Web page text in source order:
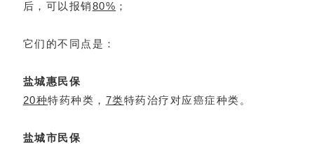
后，可以报销80% ；
它们的不同点是：
盐城惠民保
20种特药种类， 7类特药治疗对应癌症种类。
盐城市民保